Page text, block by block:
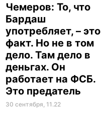
Чемеров: То, что
Бардаш
употребляет, – это
факт. Но не в том
дело. Там дело в
деньгах. Он
работает на ФСБ.
Это предатель
30 сентября, 11.22